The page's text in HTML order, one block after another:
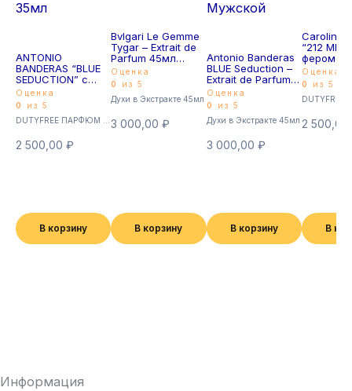
ANTONIO
BANDERAS “BLUE
SEDUCTION” с
феромонами
35мл
Оценка
0
из 5
2 500,00 ₽
В корзину
Духи в Экстракте 45мл
Bvlgari Le Gemme
Tygar – Extrait de
Parfum 45мл
Мужской
Оценка
0
из 5
3 000,00₽
В корзину
Духи в Экстракте 45мл
Antonio Banderas
BLUE Seduction –
Extrait de Parfum
45мл Мужской
Оценка
0
из 5
3 000,00 ₽
В корзину
Carolina
“212 MEN
35мл
Оценка
0
из 5
2 500,00
В
Информация